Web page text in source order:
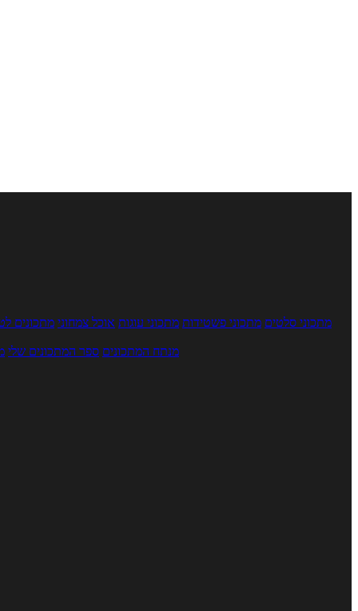
מתכוני סלטים מתכוני פשטידות מתכוני עוגות אוכל צמחוני מתכונים
מנתח המתכונים ספר המתכונים שלי